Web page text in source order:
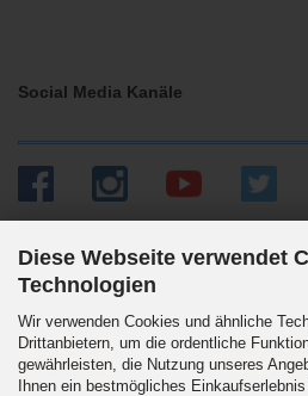
Diese Webseite verwendet
Technologien
Wir verwenden Cookies und ähnliche
Drittanbietern, um die ordentliche
gewährleisten, die Nutzung unseres
Ihnen ein bestmögliches
Social Media Kanäle
Versandpartner